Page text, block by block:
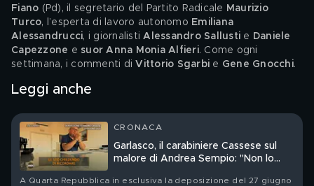
Fiano (Pd), il segretario del Partito Radicale Maurizio
Turco, l’esperta di lavoro autonomo Emiliana
Alessandrucci, i giornalisti Alessandro Sallusti e Daniele
Capezzone e suor Anna Monia Alfieri. Come ogni
settimana, i commenti di Vittorio Sgarbi e Gene Gnocchi.
Leggi anche
CRONACA
Garlasco, il carabiniere Cassese sul
malore di Andrea Sempio: "Non lo
A Quarta Repubblica in esclusiva la deposizione del 27 giugno